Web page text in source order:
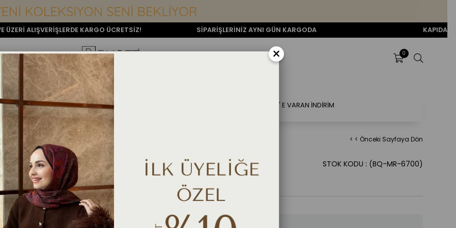
KARGO ÜCRETSİZ! SİPARİŞLERİNİZ AYNI GÜN KARGODA KAPIDA ÖDEME
0
TULUM ÜST GIYIM ALT GIYIM %80' E VARAN İNDİRİM
< < Önceki Sayfaya Dön
Zema Plise Detay Gömlek - SİYAH (BQ-MR-6700)
STOK KODU
×